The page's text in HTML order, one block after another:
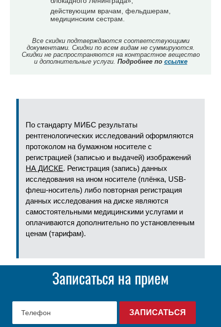
действующим врачам, фельдшерам,
медицинским сестрам.
Все скидки подтверждаются соответствующими
документами. Скидки по всем видам не суммируются.
Скидки не распространяются на контрастное вещество
и дополнительные услуги. Подробнее по ссылке
По стандарту МИБС результаты
рентгенологических исследований оформляются
протоколом на бумажном носителе с
регистрацией (записью и выдачей) изображений
НА ДИСКЕ. Регистрация (запись) данных
исследования на ином носителе (плёнка, USB-
флеш-носитель) либо повторная регистрация
данных исследования на диске являются
самостоятельными медицинскими услугами и
оплачиваются дополнительно по установленным
ценам (тарифам).
Записаться на прием